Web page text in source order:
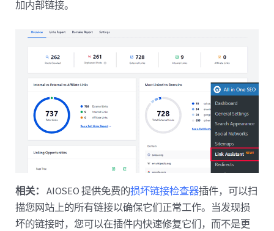
加内部链接。
相关： AIOSEO 提供免费的损坏链接检查器插件，可以扫
描您网站上的所有链接以确保它们正常工作。当发现损
坏的链接时，您可以在插件内快速修复它们，而不是更